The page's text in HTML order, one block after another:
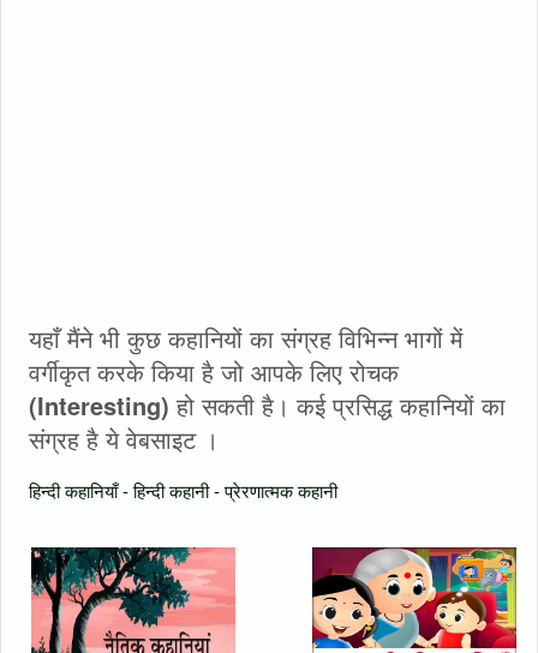
यहाँ मैंने भी कुछ कहानियों का संग्रह विभिन्न भागों में
वर्गीकृत करके किया है जो आपके लिए रोचक
(Interesting) हो सकती है। कई प्रसिद्ध कहानियों का
संग्रह है ये वेबसाइट ।
हिन्दी कहानियाँ - हिन्दी कहानी - प्रेरणात्मक कहानी